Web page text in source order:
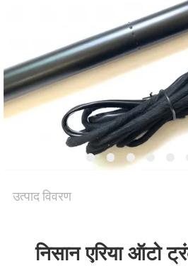
साइटमैप
PRIVACY
POLICY
उत्पाद विवरण
निसान एरिया ऑटो